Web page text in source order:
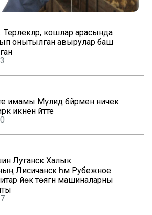
кошлар арасында
онытылган авырулар баш
имамы Мәүлид бәйрәмен ничек
икәнен әйтте
Луганск Халык
Лисичанск һәм Рубежное
йөк төягән машиналарны